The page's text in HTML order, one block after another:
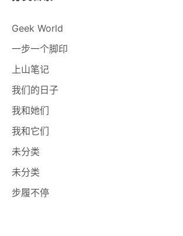
Geek World
一步一个脚印
上山笔记
我们的日子
我和她们
我和它们
未分类
未分类
步履不停